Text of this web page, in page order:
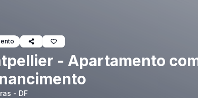
- Apartamento
- DF